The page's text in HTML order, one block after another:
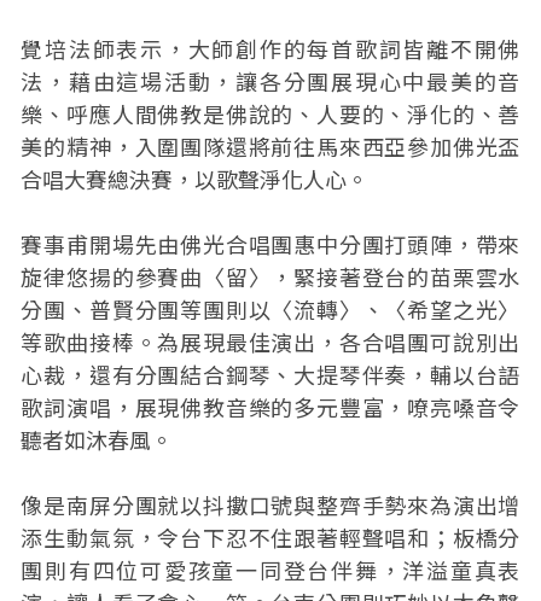
覺培法師表示，大師創作的每首歌詞皆離不開佛
法，藉由這場活動，讓各分團展現心中最美的音
樂、呼應人間佛教是佛說的、人要的、淨化的、善
美的精神，入圍團隊還將前往馬來西亞參加佛光盃
合唱大賽總決賽，以歌聲淨化人心。
賽事甫開場先由佛光合唱團惠中分團打頭陣，帶來
旋律悠揚的參賽曲〈留〉，緊接著登台的苗栗雲水
分團、普賢分團等團則以〈流轉〉、〈希望之光〉
等歌曲接棒。為展現最佳演出，各合唱團可說別出
心裁，還有分團結合鋼琴、大提琴伴奏，輔以台語
歌詞演唱，展現佛教音樂的多元豐富，嘹亮嗓音令
聽者如沐春風。
像是南屏分團就以抖擻口號與整齊手勢來為演出增
添生動氣氛，令台下忍不住跟著輕聲唱和；板橋分
團則有四位可愛孩童一同登台伴舞，洋溢童真表